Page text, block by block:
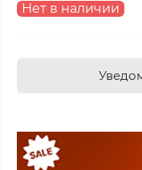
Нет в наличии